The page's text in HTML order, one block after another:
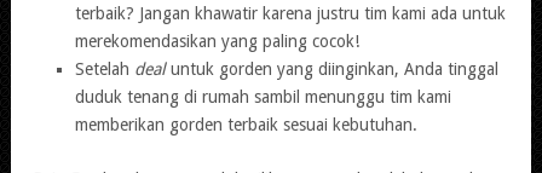
terbaik? Jangan khawatir karena justru tim kami ada untuk
merekomendasikan yang paling cocok!
Setelah dealuntuk gorden yang diinginkan, Anda tinggal
duduk tenang di rumah sambil menunggu tim kami
memberikan gorden terbaik sesuai kebutuhan.